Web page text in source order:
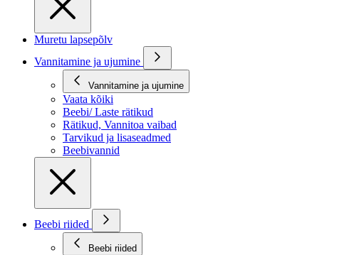
Muretu lapsepõlv
Vannitamine ja ujumine
Vannitamine ja ujumine
Vaata kõiki
Beebi/ Laste rätikud
Rätikud, Vannitoa vaibad
Tarvikud ja lisaseadmed
Beebivannid
Beebi riided
Beebi riided